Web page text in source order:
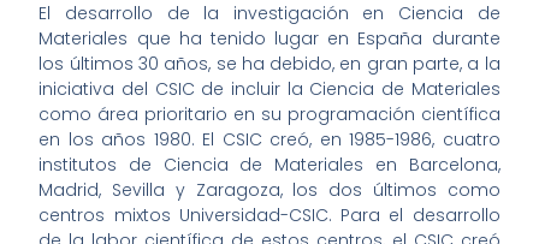
El desarrollo de la investigación en Ciencia de
Materiales que ha tenido lugar en España durante
los últimos 30 años, se ha debido, en gran parte, a la
iniciativa del CSIC de incluir la Ciencia de Materiales
como área prioritario en su programación científica
en los años 1980. El CSIC creó, en 1985-1986, cuatro
institutos de Ciencia de Materiales en Barcelona,
Madrid, Sevilla y Zaragoza, los dos últimos como
centros mixtos Universidad-CSIC. Para el desarrollo